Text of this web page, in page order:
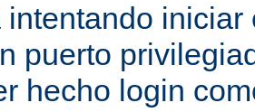
intentando
puerto
hecho login